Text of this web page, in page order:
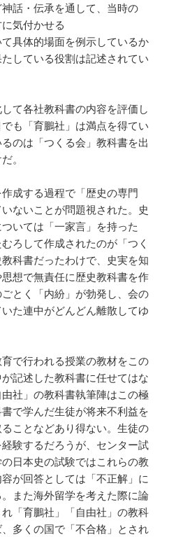
話・伝承を通して、当時の
気付かせる
具体的場面を例示しているか
している役割は記述されてい
て各社教科書の内容を評価し
も「育鵬社」は満点を得てい
のは「つくる会」教科書を出
。
作成する過程で「歴史の専門
ないことが問題視された。史
いては「一家言」を持った
ろして作成されたのが「つく
科書だったわけで、史実を知
想で無責任に歴史教科書を作
とく「内紛」が勃発し、会の
た連中がどんどん離散してゆ
で行われる授業の教材をこの
記述した教科書に任せてはな
社」の教科書執筆陣はこの極
で学んだ生徒が将来不利益を
ことなどあり得ない。生徒の
験するだろうが、センター試
日本史の試験ではこれらの教
が回答としては「不正解」に
また海外留学を考えた際に論
「育鵬社」「自由社」の教科
多くの国で「不合格」とされ